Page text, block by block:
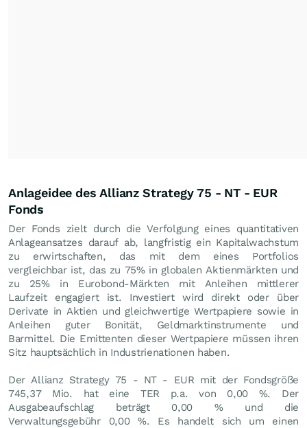
Anlageidee des Allianz Strategy 75 - NT - EUR
Fonds
Der Fonds zielt durch die Verfolgung eines quantitativen
Anlageansatzes darauf ab, langfristig ein Kapitalwachstum
zu erwirtschaften, das mit dem eines Portfolios
vergleichbar ist, das zu 75% in globalen Aktienmärkten und
zu 25% in Eurobond-Märkten mit Anleihen mittlerer
Laufzeit engagiert ist. Investiert wird direkt oder über
Derivate in Aktien und gleichwertige Wertpapiere sowie in
Anleihen guter Bonität, Geldmarktinstrumente und
Barmittel. Die Emittenten dieser Wertpapiere müssen ihren
Sitz hauptsächlich in Industrienationen haben.
Der Allianz Strategy 75 - NT - EUR mit der Fondsgröße
745,37 Mio. hat eine TER p.a. von 0,00 %. Der
Ausgabeaufschlag beträgt 0,00 % und die
Verwaltungsgebühr 0,00 %. Es handelt sich um einen